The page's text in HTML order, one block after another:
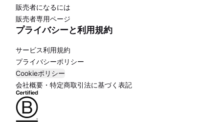
販売者になるには
販売者専用ページ
プライバシーと利用規約
サービス利用規約
プライバシーポリシー
Cookieポリシー
会社概要・特定商取引法に基づく表記